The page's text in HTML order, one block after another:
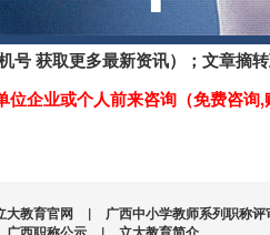
号 获取更多最新资讯）；文章摘
企业或个人前来咨询（免费咨询,
大教育官网 | 广西中小学教师系列职称评